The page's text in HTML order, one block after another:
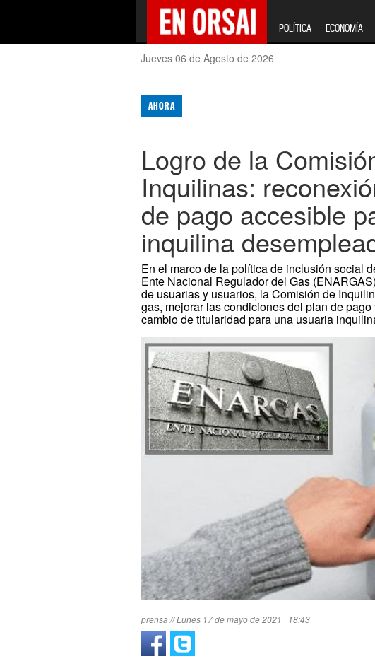
POLÍTICA ECONOMÍA
Jueves 06 de Agosto de 2026
AHORA
Logro de la
Inquilinas:
de pago accesible
inquilina
En el marco de la política de inclusión social
Ente Nacional Regulador del Gas
de usuarias y usuarios, la Comisión de
gas, mejorar las condiciones del plan de
cambio de titularidad para una usuaria
prensa // Lunes 17 de mayo de 2021 | 18:43